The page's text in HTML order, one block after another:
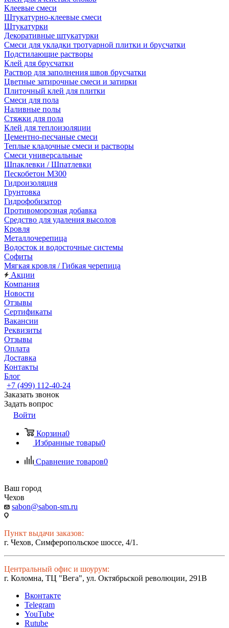
Клеевые смеси
Штукатурно-клеевые смеси
Штукатурки
Декоративные штукатурки
Смеси для укладки тротуарной плитки и брусчатки
Подстилающие растворы
Клей для брусчатки
Раствор для заполнения швов брусчатки
Цветные затирочные смеси и затирки
Плиточный клей для плитки
Смеси для пола
Наливные полы
Стяжки для пола
Клей для теплоизоляции
Цементно-песчаные смеси
Теплые кладочные смеси и растворы
Смеси универсальные
Шпаклевки / Шпатлевки
Пескобетон М300
Гидроизоляция
Грунтовка
Гидрофобизатор
Противоморозная добавка
Средство для удаления высолов
Кровля
Металлочерепица
Водосток и водосточные системы
Софиты
Мягкая кровля / Гибкая черепица
Акции
Компания
Новости
Отзывы
Сертификаты
Вакансии
Реквизиты
Отзывы
Оплата
Доставка
Контакты
Блог
+7 (499) 112-40-24
Заказать звонок
Задать вопрос
Войти
Корзина0
Избранные товары0
Сравнение товаров0
Ваш город
Чехов
sabon@sabon-sm.ru
Пункт выдачи заказов:
г. Чехов, Симферопольское шоссе, 4/1.
Центральный офис и шоурум:
г. Коломна, ТЦ "Вега", ул. Октябрьской революции, 291В
Вконтакте
Telegram
YouTube
Rutube